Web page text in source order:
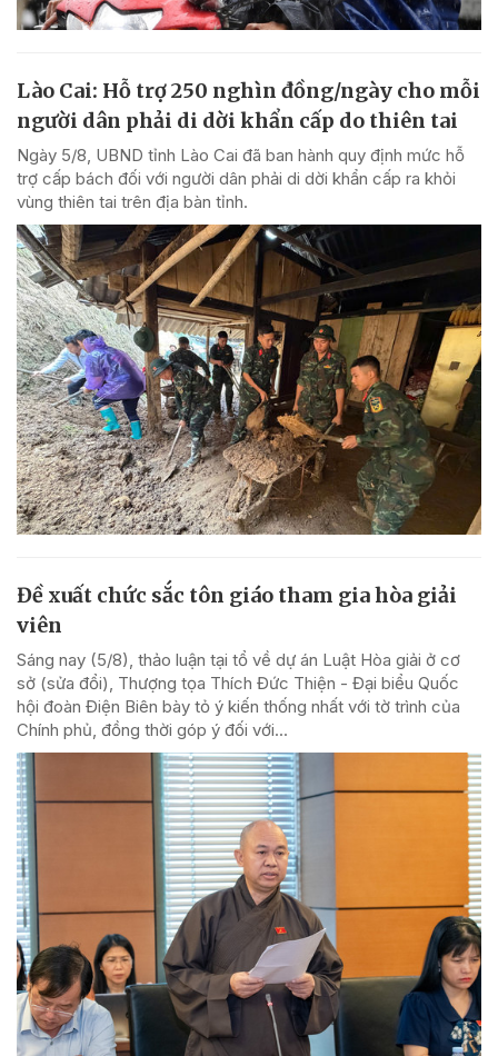
Lào Cai: Hỗ trợ 250 nghìn đồng/ngày cho mỗi
người dân phải di dời khẩn cấp do thiên tai
Ngày 5/8, UBND tỉnh Lào Cai đã ban hành quy định mức hỗ
trợ cấp bách đối với người dân phải di dời khẩn cấp ra khỏi
vùng thiên tai trên địa bàn tỉnh.
Đề xuất chức sắc tôn giáo tham gia hòa giải
viên
Sáng nay (5/8), thảo luận tại tổ về dự án Luật Hòa giải ở cơ
sở (sửa đổi), Thượng tọa Thích Đức Thiện - Đại biểu Quốc
hội đoàn Điện Biên bày tỏ ý kiến thống nhất với tờ trình của
Chính phủ, đồng thời góp ý đối với...